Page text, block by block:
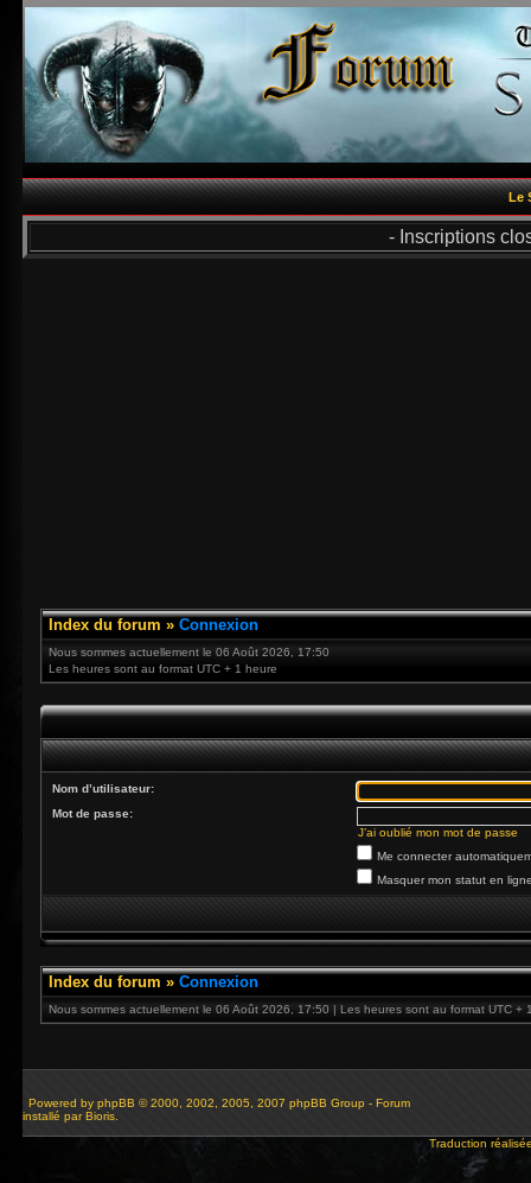
Le
- Inscriptions
Index du forum » Connexion
Nous sommes actuellement le 06 Août 2026, 17:50
Les heures sont au format UTC + 1 heure
Nom d’utilisateur:
Mot de passe:
J’ai oublié mon mot de passe
Me connecter
Masquer mon statut en
Index du forum » Connexion
Nous sommes actuellement le 06 Août 2026, 17:50 | Les heures sont au format UTC +
Powered by phpBB © 2000, 2002, 2005, 2007 phpBB Group - Forum
installé par Bioris.
Traduction